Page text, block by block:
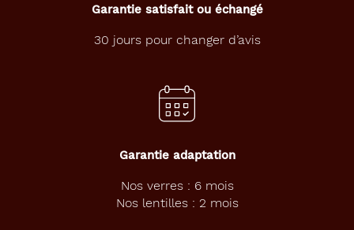
Garantie satisfait ou échangé
30 jours pour changer d’avis
Garantie adaptation
Nos verres : 6 mois
Nos lentilles : 2 mois